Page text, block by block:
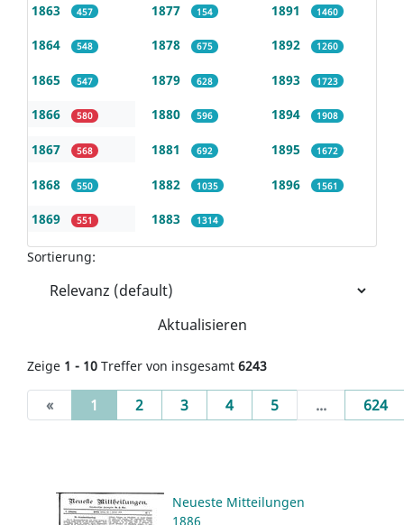
1863 457
1864 548
1865 547
1866 580
1867 568
1868 550
1869 551
1877 154
1878 675
1879 628
1880 596
1881 692
1882 1035
1883 1314
1891 1460
1892 1260
1893 1723
1894 1908
1895 1672
1896 1561
Sortierung:
Aktualisieren
Zeige 1 - 10 Treffer von insgesamt 6243
« 1 (current)
2 3 4 5 ... 624
Neueste Mitteilungen
1886